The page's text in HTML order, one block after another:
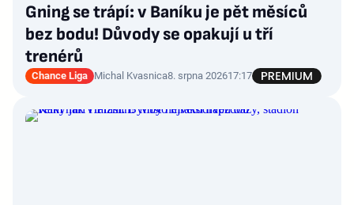
Gning se trápí: v Baníku je pět měsíců
bez bodu! Důvody se opakují u tří
trenérů
Chance Liga Michal Kvasnica8. srpna 202617:17